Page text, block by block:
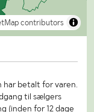
contributors
betalt for varen.
til sælgers
(inden for 12 dage